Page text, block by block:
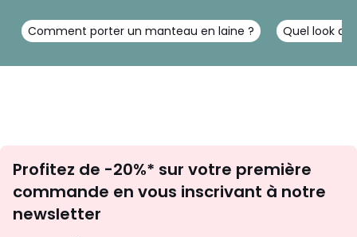
Comment porter un manteau en laine ? Quel look
newsletter
Profitez de -20%* sur votre première
commande en vous inscrivant à notre
newsletter